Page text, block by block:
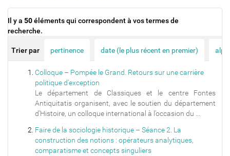
Il y a 50éléments qui correspondent à vos termes de
recherche.
Trier par pertinence date (le plus récent en premier)
Colloque – Pompée le Grand. Retours sur une carrière
politique d'exception
Le département de Classiques et le centre Fontes
Antiquitatis organisent, avec le soutien du département
d’Histoire, un colloque international à l’occasion du ...
Faire de la sociologie historique – Séance 2. La
construction des notions : opérateurs analytiques,
comparatisme et concepts singuliers